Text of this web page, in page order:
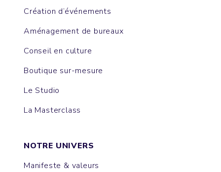
Création d’événements
Aménagement de bureaux
Conseil en culture
Boutique sur-mesure
Le Studio
La Masterclass
NOTRE UNIVERS
Manifeste & valeurs